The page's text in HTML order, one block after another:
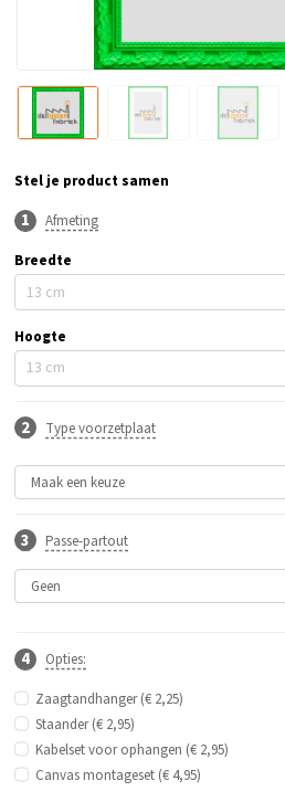
Stel je product samen
Afmeting
Breedte
Hoogte
Type voorzetplaat
Passe-partout
Opties:
Zaagtandhanger (€ 2,25)
Staander (€ 2,95)
Kabelset voor ophangen (€ 2,95)
Canvas montageset (€ 4,95)